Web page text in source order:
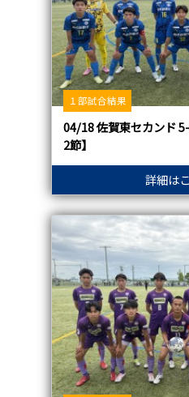
１部試合結果
04/18 佐賀東セカンド
2節】
詳細は